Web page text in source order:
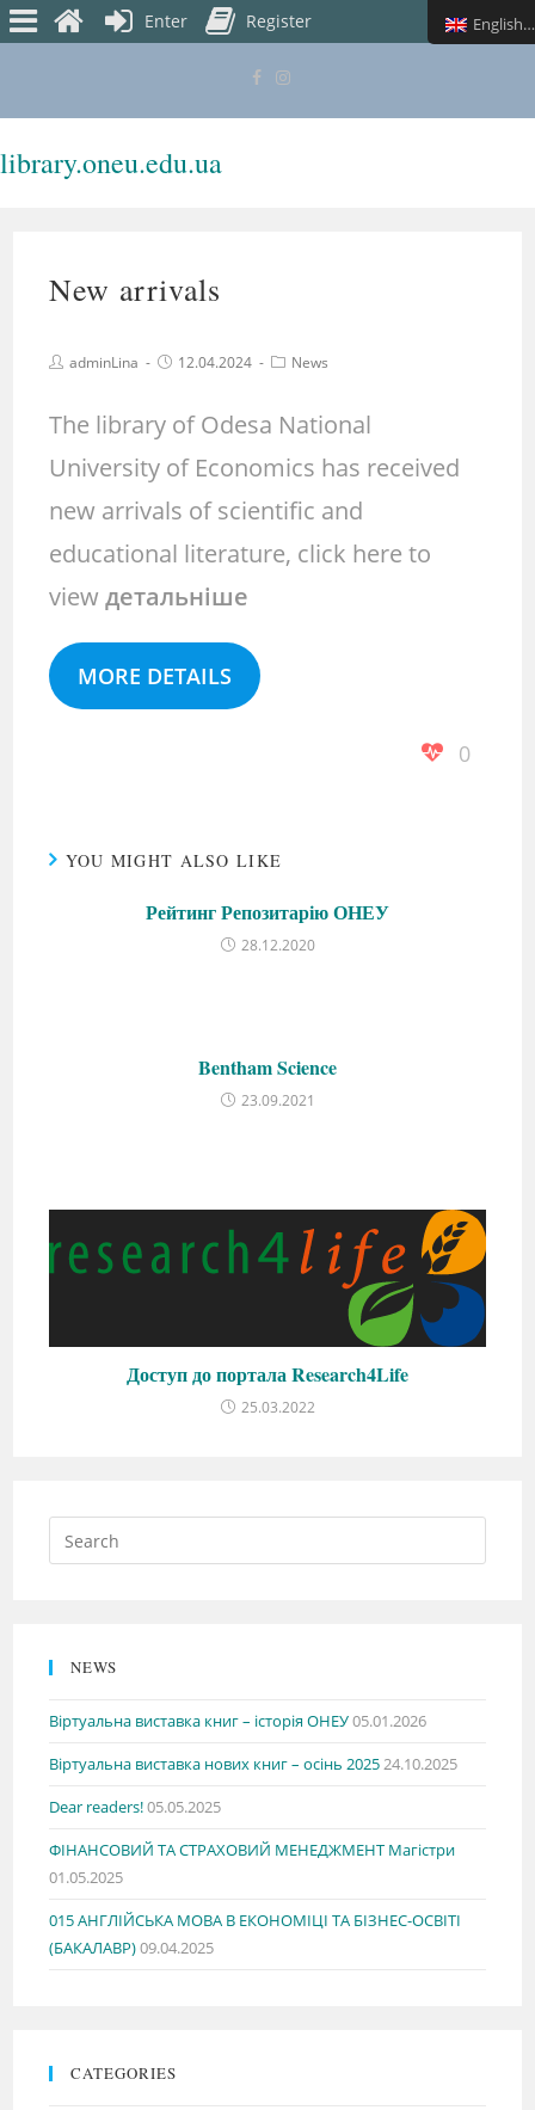
library.oneu.edu.ua
New arrivals
adminLina 12.04.2024 News
The library of Odesa National
University of Economics has received
new arrivals of scientific and
educational literature, click here to
viewдетальніше
MORE DETAILS
0
YOU MIGHT ALSO LIKE
Рейтинг Репозитарію ОНЕУ
28.12.2020
Bentham Science
23.09.2021
Доступ до портала Research4Life
25.03.2022
NEWS
Віртуальна виставка книг – історія ОНЕУ05.01.2026
Віртуальна виставка нових книг – осінь 202524.10.2025
Dear readers!05.05.2025
ФІНАНСОВИЙ ТА СТРАХОВИЙ МЕНЕДЖМЕНТ Магістри
01.05.2025
015 АНГЛІЙСЬКА МОВА В ЕКОНОМІЦІ ТА БІЗНЕС-ОСВІТІ
(БАКАЛАВР)09.04.2025
CATEGORIES
Enter Register English (UK)